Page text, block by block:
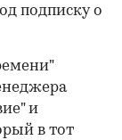
подписку о
и
в тот